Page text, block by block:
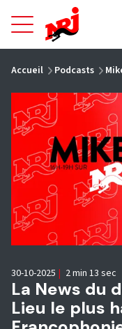
NRJ -
Accueil Podcasts
La News du
Lieu le plus
30-10-2025 | 2 min 13 sec